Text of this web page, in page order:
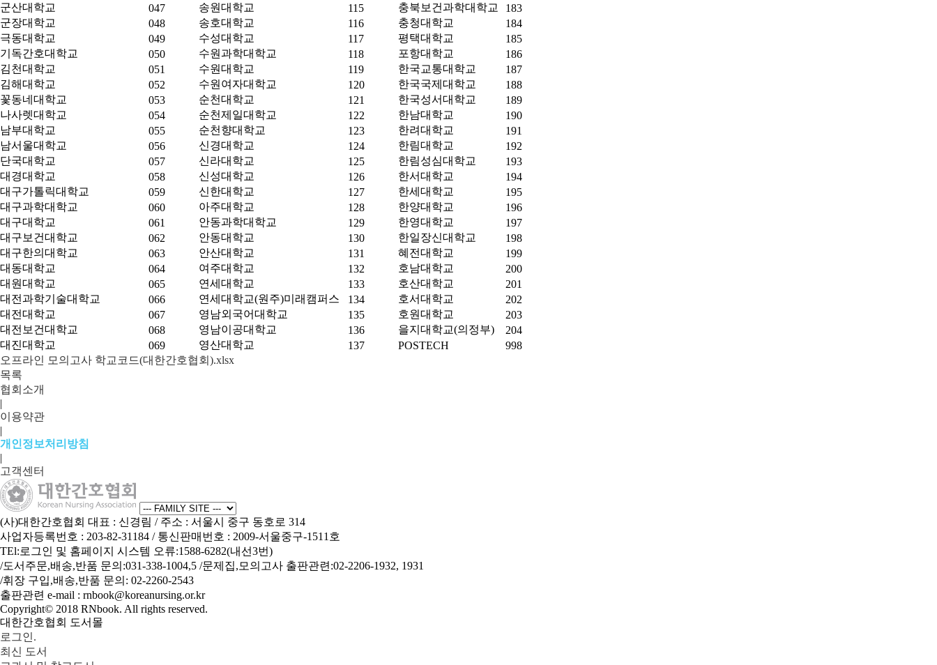
군산대학교
047 송원대학교 115 충북보건과학대학교
183
군장대학교
048 송호대학교 116 충청대학교
184
극동대학교
049 수성대학교 117 평택대학교
185
기독간호대학교
050 수원과학대학교 118 포항대학교
186
김천대학교
051 수원대학교 119 한국교통대학교
187
김해대학교
052 수원여자대학교 120 한국국제대학교
188
꽃동네대학교
053 순천대학교 121 한국성서대학교
189
나사렛대학교
054 순천제일대학교 122 한남대학교
190
남부대학교
055 순천향대학교 123 한려대학교
191
남서울대학교
056 신경대학교 124 한림대학교
192
단국대학교
057 신라대학교 125 한림성심대학교
193
대경대학교
058 신성대학교 126 한서대학교
194
대구가톨릭대학교
059 신한대학교 127 한세대학교
195
대구과학대학교
060 아주대학교 128 한양대학교
196
대구대학교
061 안동과학대학교 129 한영대학교
197
대구보건대학교
062 안동대학교 130 한일장신대학교
198
대구한의대학교
063 안산대학교 131 혜전대학교
199
대동대학교
064 여주대학교 132 호남대학교
200
대원대학교
065 연세대학교 133 호산대학교
201
대전과학기술대학교
066 연세대학교(원주)미래캠퍼스 134 호서대학교
202
대전대학교
067 영남외국어대학교 135 호원대학교
203
대전보건대학교
068 영남이공대학교 136 을지대학교(의정부)
204
대진대학교
069 영산대학교 137 POSTECH
998
오프라인 모의고사 학교코드(대한간호협회).xlsx
목록
협회소개
|
이용약관
|
개인정보처리방침
|
고객센터
(사)대한간호협회 대표 : 신경림 / 주소 : 서울시 중구 동호로 314
사업자등록번호 : 203-82-31184 / 통신판매번호 : 2009-서울중구-1511호
TEl:로그인 및 홈페이지 시스템 오류:1588-6282(내선3번)
/도서주문,배송,반품 문의:031-338-1004,5 /문제집,모의고사 출판관련:02-2206-1932, 1931
/휘장 구입,배송,반품 문의: 02-2260-2543
출판관련 e-mail : rnbook@koreanursing.or.kr
Copyright© 2018 RNbook. All rights reserved.
대한간호협회 도서몰
로그인.
최신 도서